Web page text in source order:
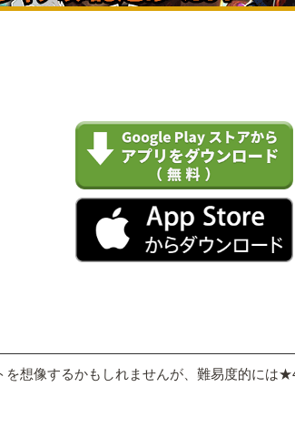
想像するかもしれませんが、難易度的には